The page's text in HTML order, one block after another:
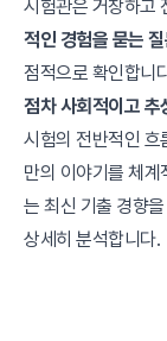
시험관은 거창하고
적인 경험을 묻는
점적으로 확인합니
점차 사회적이고 추
시험의 전반적인 흐
만의 이야기를 체계
는 최신 기출 경향
상세히 분석합니다.